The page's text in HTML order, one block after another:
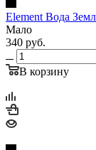
Element Вода
Мало
340 руб.
В корзину